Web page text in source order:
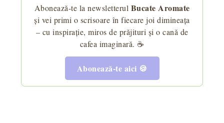
Abonează-te la newsletterul Bucate Aromate
și vei primi o scrisoare în fiecare joi dimineața
– cu inspirație, miros de prăjituri și o cană de
cafea imaginară. ☕
Abonează-te aici 🍪